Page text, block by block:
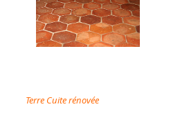
Terre Cuite rénovée